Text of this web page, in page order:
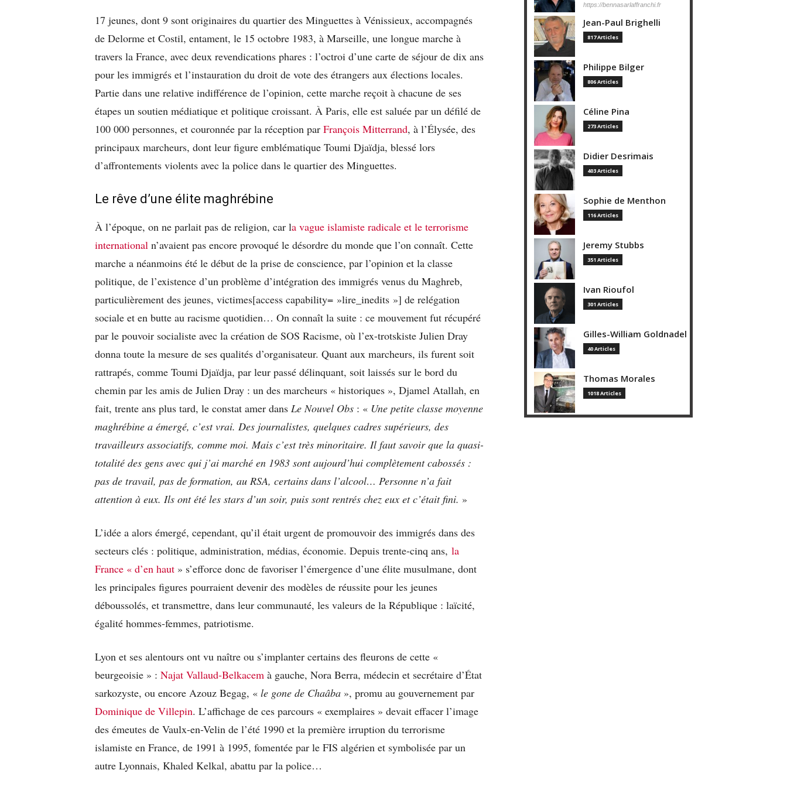
17 jeunes, dont 9 sont originaires du quartier des Minguettes à Vénissieux, accompagnés
de Delorme et Costil, entament, le 15 octobre 1983, à Marseille, une longue marche à
travers la France, avec deux revendications phares : l’octroi d’une carte de séjour de dix ans
pour les immigrés et l’instauration du droit de vote des étrangers aux élections locales.
Partie dans une relative indifférence de l’opinion, cette marche reçoit à chacune de ses
étapes un soutien médiatique et politique croissant. À Paris, elle est saluée par un défilé de
100 000 personnes, et couronnée par la réception par François Mitterrand, à l’Élysée, des
principaux marcheurs, dont leur figure emblématique Toumi Djaïdja, blessé lors
d’affrontements violents avec la police dans le quartier des Minguettes.
Le rêve d’une élite maghrébine
À l’époque, on ne parlait pas de religion, car la vague islamiste radicale et le terrorisme
international n’avaient pas encore provoqué le désordre du monde que l’on connaît. Cette
marche a néanmoins été le début de la prise de conscience, par l’opinion et la classe
politique, de l’existence d’un problème d’intégration des immigrés venus du Maghreb,
particulièrement des jeunes, victimes[access capability= »lire_inedits »] de relégation
sociale et en butte au racisme quotidien… On connaît la suite : ce mouvement fut récupéré
par le pouvoir socialiste avec la création de SOS Racisme, où l’ex-trotskiste Julien Dray
donna toute la mesure de ses qualités d’organisateur. Quant aux marcheurs, ils furent soit
rattrapés, comme Toumi Djaïdja, par leur passé délinquant, soit laissés sur le bord du
chemin par les amis de Julien Dray : un des marcheurs « historiques », Djamel Atallah, en
fait, trente ans plus tard, le constat amer dans Le Nouvel Obs : « Une petite classe moyenne
maghrébine a émergé, c’est vrai. Des journalistes, quelques cadres supérieurs, des
travailleurs associatifs, comme moi. Mais c’est très minoritaire. Il faut savoir que la quasi-
totalité des gens avec qui j’ai marché en 1983 sont aujourd’hui complètement cabossés :
pas de travail, pas de formation, au RSA, certains dans l’alcool… Personne n’a fait
attention à eux. Ils ont été les stars d’un soir, puis sont rentrés chez eux et c’était fini. »
L’idée a alors émergé, cependant, qu’il était urgent de promouvoir des immigrés dans des
secteurs clés : politique, administration, médias, économie. Depuis trente-cinq ans, la
France « d’en haut » s’efforce donc de favoriser l’émergence d’une élite musulmane, dont
les principales figures pourraient devenir des modèles de réussite pour les jeunes
déboussolés, et transmettre, dans leur communauté, les valeurs de la République : laïcité,
égalité hommes-femmes, patriotisme.
Lyon et ses alentours ont vu naître ou s’implanter certains des fleurons de cette «
beurgeoisie » : Najat Vallaud-Belkacem à gauche, Nora Berra, médecin et secrétaire d’État
sarkozyste, ou encore Azouz Begag, « le gone de Chaâba », promu au gouvernement par
Dominique de Villepin. L’affichage de ces parcours « exemplaires » devait effacer l’image
des émeutes de Vaulx-en-Velin de l’été 1990 et la première irruption du terrorisme
islamiste en France, de 1991 à 1995, fomentée par le FIS algérien et symbolisée par un
autre Lyonnais, Khaled Kelkal, abattu par la police…
https://bennasarlaffranchi.fr
Jean-Paul Brighelli
817 Articles
Philippe Bilger
806 Articles
Céline Pina
273 Articles
Didier Desrimais
403 Articles
Sophie de Menthon
116 Articles
Jeremy Stubbs
351 Articles
Ivan Rioufol
301 Articles
Gilles-William Goldnadel
40 Articles
Thomas Morales
1018 Articles